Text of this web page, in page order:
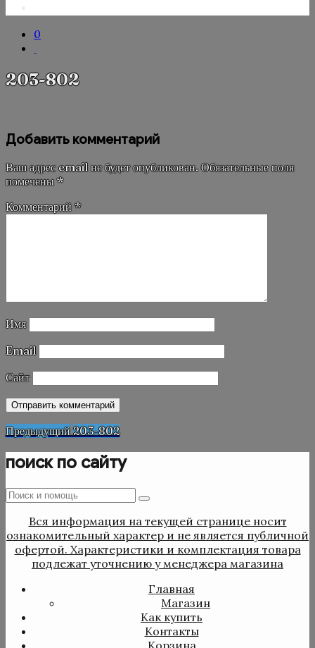
0
203-802
Добавить комментарий
Ваш адрес email не будет опубликован. Обязательные поля
помечены*
Комментарий*
Имя
Email
Сайт
Навигация
по
Предыдущая
Предыдущий 203-802
поиск по сайту
Поиск
Поиск
Вся информация на текущей странице носит
ознакомительный характер и не является публичной
офертой. Характеристики и комплектация товара
подлежат уточнению у менеджера магазина
Главная
Магазин
Как купить
Контакты